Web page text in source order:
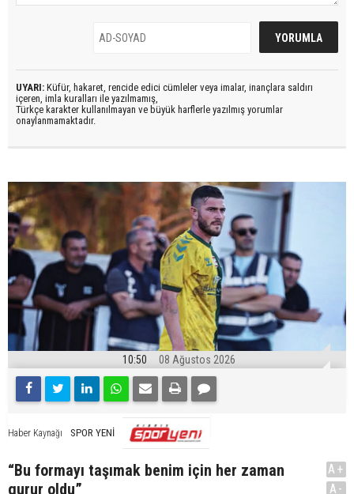
UYARI: Küfür, hakaret, rencide edici cümleler veya imalar, inançlara saldırı
içeren, imla kuralları ile yazılmamış,
Türkçe karakter kullanılmayan ve büyük harflerle yazılmış yorumlar
onaylanmamaktadır.
10:50 08 Ağustos 2026
Haber Kaynağı SPOR YENİ
“Bu formayı taşımak benim için her zaman
gurur oldu”
A+
A-